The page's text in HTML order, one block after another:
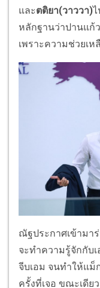
และตติยา(วาววา)
หลักฐานว่าปานแก้
เพราะความช่วยเ
ณัฐประกาศเข้ามา
จะทำความรู้จักกับ
จีบเอม จนทำให้แม็
ครั้งที่เจอ ขณะเดีย